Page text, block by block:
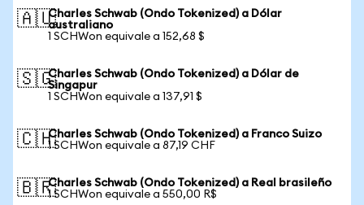
🇦🇺Charles Schwab (Ondo Tokenized) a Dólar
australiano
1 SCHWon equivale a 152,68 $
🇸🇬Charles Schwab (Ondo Tokenized) a Dólar de
Singapur
1 SCHWon equivale a 137,91 $
🇨🇭Charles Schwab (Ondo Tokenized) a Franco Suizo
1 SCHWon equivale a 87,19 CHF
🇧🇷Charles Schwab (Ondo Tokenized) a Real brasileño
1 SCHWon equivale a 550,00 R$